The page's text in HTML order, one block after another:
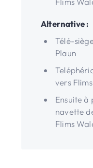
Alternative :
Télé-
Plaun
vers Flims
Ensuite à
navette
Flims